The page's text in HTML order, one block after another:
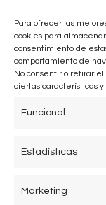
Para ofrecer las
cookies para
consentimiento de
comportamiento de
No consentir o retirar
ciertas características y
Funcional
Estadísticas
Marketing